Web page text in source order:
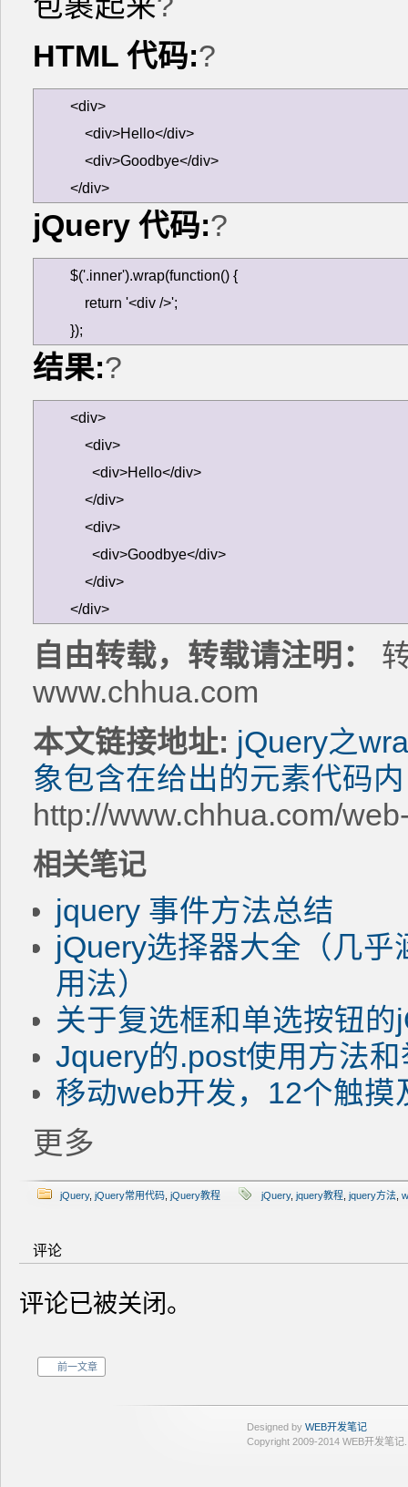
HTML 代码:?
<div>
    <div>Hello</div>
    <div>Goodbye</div>
</div>
jQuery 代码:?
$('.inner').wrap(function() {
    return '<div />';
});
结果:?
<div>
    <div>
      <div>Hello</div>
    </div>
    <div>
      <div>Goodbye</div>
    </div>
</div>
自由转载，转载请注明：
www.chhua.com
本文链接地址: jQuery之
象包含在给出的元素代码
http://www.chhua.com/
相关笔记
jquery 事件方法总结
jQuery选择器大全（几
用法）
关于复选框和单选按钮的
Jquery的.post使用方法
移动web开发，12个触
更多
jQuery, jQuery常用代码 jQuery教程 jQuery, jquery教程 jquery方法
评论
评论已被关闭。
前一文章
Designed by WEB开发笔记
Copyright 2009-2014 WEB开发笔